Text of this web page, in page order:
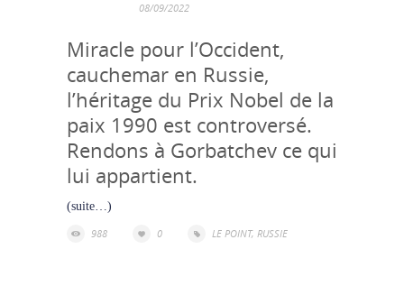
08/09/2022
Miracle pour l’Occident,
cauchemar en Russie,
l’héritage du Prix Nobel de la
paix 1990 est controversé.
Rendons à Gorbatchev ce qui
lui appartient.
(suite…)
988
0 LE POINT, RUSSIE